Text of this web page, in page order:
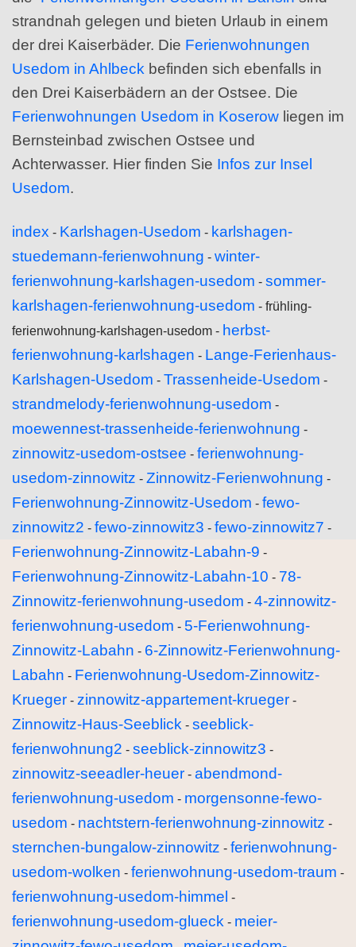
strandnah gelegen und bieten Urlaub in einem
der drei Kaiserbäder. Die Ferienwohnungen
Usedom in Ahlbeck befinden sich ebenfalls in
den Drei Kaiserbädern an der Ostsee. Die
Ferienwohnungen Usedom in Koserow liegen im
Bernsteinbad zwischen Ostsee und
Achterwasser. Hier finden Sie Infos zur Insel
Usedom.
index - Karlshagen-Usedom - karlshagen-
stuedemann-ferienwohnung - winter-
ferienwohnung-karlshagen-usedom - sommer-
karlshagen-ferienwohnung-usedom - frühling-
ferienwohnung-karlshagen-usedom - herbst-
ferienwohnung-karlshagen - Lange-Ferienhaus-
Karlshagen-Usedom - Trassenheide-Usedom -
strandmelody-ferienwohnung-usedom -
moewennest-trassenheide-ferienwohnung -
zinnowitz-usedom-ostsee - ferienwohnung-
usedom-zinnowitz - Zinnowitz-Ferienwohnung -
Ferienwohnung-Zinnowitz-Usedom - fewo-
zinnowitz2 - fewo-zinnowitz3 - fewo-zinnowitz7 -
Ferienwohnung-Zinnowitz-Labahn-9 -
Ferienwohnung-Zinnowitz-Labahn-10 - 78-
Zinnowitz-ferienwohnung-usedom - 4-zinnowitz-
ferienwohnung-usedom - 5-Ferienwohnung-
Zinnowitz-Labahn - 6-Zinnowitz-Ferienwohnung-
Labahn - Ferienwohnung-Usedom-Zinnowitz-
Krueger - zinnowitz-appartement-krueger -
Zinnowitz-Haus-Seeblick - seeblick-
ferienwohnung2 - seeblick-zinnowitz3 -
zinnowitz-seeadler-heuer - abendmond-
ferienwohnung-usedom - morgensonne-fewo-
usedom - nachtstern-ferienwohnung-zinnowitz -
sternchen-bungalow-zinnowitz - ferienwohnung-
usedom-wolken - ferienwohnung-usedom-traum -
ferienwohnung-usedom-himmel -
ferienwohnung-usedom-glueck - meier-